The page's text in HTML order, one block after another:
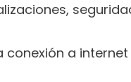
conexión a